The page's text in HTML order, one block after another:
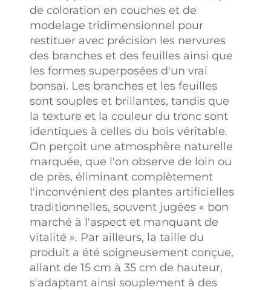
de coloration en couches et de
modelage tridimensionnel pour
restituer avec précision les nervures
des branches et des feuilles ainsi que
les formes superposées d'un vrai
bonsaï. Les branches et les feuilles
sont souples et brillantes, tandis que
la texture et la couleur du tronc sont
identiques à celles du bois véritable.
On perçoit une atmosphère naturelle
marquée, que l'on observe de loin ou
de près, éliminant complètement
l'inconvénient des plantes artificielles
traditionnelles, souvent jugées « bon
marché à l'aspect et manquant de
vitalité ». Par ailleurs, la taille du
produit a été soigneusement conçue,
allant de 15 cm à 35 cm de hauteur,
s'adaptant ainsi souplement à des